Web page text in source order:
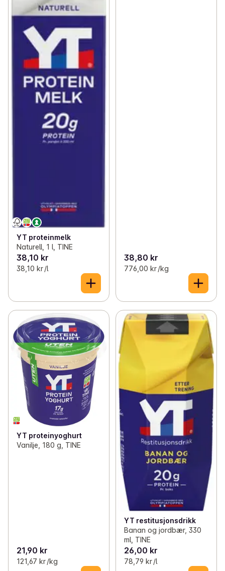
YT proteinmelk
Naturell, 1 l, TINE
38,10 kr
38,10 kr /l
38,80 kr
776,00 kr /kg
YT proteinyoghurt
Vanilje, 180 g, TINE
21,90 kr
121,67 kr /kg
YT restitusjonsdrikk
Banan og jordbær, 330
ml, TINE
26,00 kr
78,79 kr /l